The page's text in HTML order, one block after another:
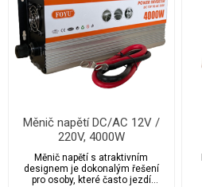
Měnič napětí DC/AC 12V /
220V, 4000W
Měnič napětí s atraktivním
designem je dokonalým řešení
pro osoby, které často jezdí